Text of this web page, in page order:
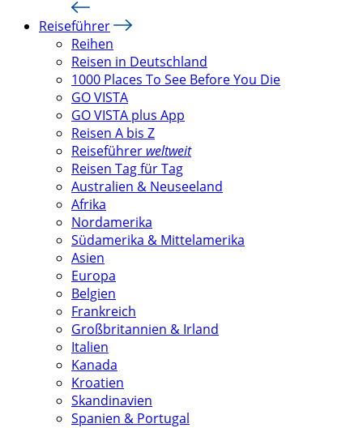
Reiseführer
Reihen
Reisen in Deutschland
1000 Places To See Before You Die
GO VISTA
GO VISTA plus App
Reisen A bis Z
Reiseführer weltweit
Reisen Tag für Tag
Australien & Neuseeland
Afrika
Nordamerika
Südamerika & Mittelamerika
Asien
Europa
Belgien
Frankreich
Großbritannien & Irland
Italien
Kanada
Kroatien
Skandinavien
Spanien & Portugal